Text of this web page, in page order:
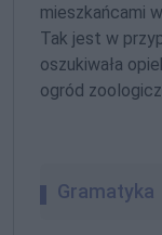
mieszkańcami
Tak jest w
oszukiwała
ogród
Gramatyka